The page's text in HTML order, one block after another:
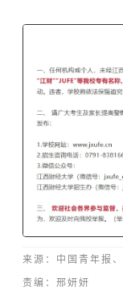
来源：中国青年报、
责编：邢妍妍